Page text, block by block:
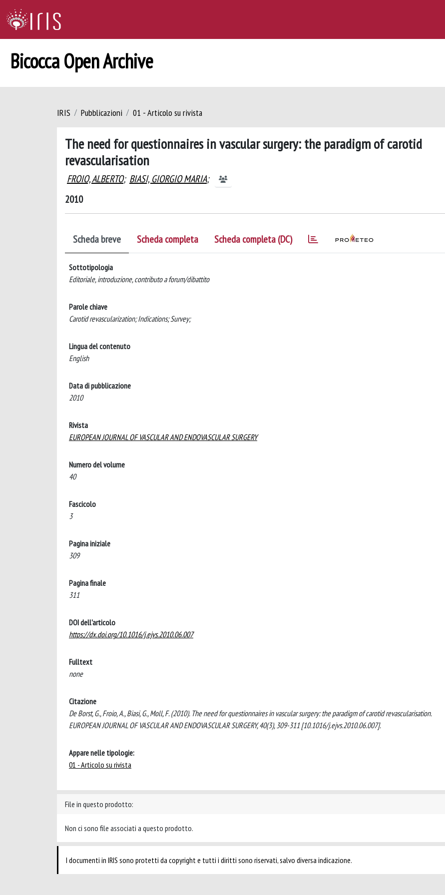
Bicocca Open Archive
IRIS Pubblicazioni 01 - Articolo su rivista
The need for questionnaires in vascular surgery: the paradigm of carotid
revascularisation
FROIO, ALBERTO; BIASI, GIORGIO MARIA;
2010
Scheda breve Scheda completa Scheda completa (DC)
Sottotipologia
Editoriale, introduzione, contributo a forum/dibattito
Parole chiave
Carotid revascularization; Indications; Survey;
Lingua del contenuto
English
Data di pubblicazione
2010
Rivista
EUROPEAN JOURNAL OF VASCULAR AND ENDOVASCULAR SURGERY
Numero del volume
40
Fascicolo
3
Pagina iniziale
309
Pagina finale
311
DOI dell'articolo
https://dx.doi.org/10.1016/j.ejvs.2010.06.007
Fulltext
none
Citazione
De Borst, G., Froio, A., Biasi, G., Moll, F. (2010). The need for questionnaires in vascular surgery: the paradigm of carotid revascularisation.
EUROPEAN JOURNAL OF VASCULAR AND ENDOVASCULAR SURGERY, 40(3), 309-311 [10.1016/j.ejvs.2010.06.007].
Appare nelle tipologie:
01 - Articolo su rivista
File in questo prodotto:
Non ci sono file associati a questo prodotto.
I documenti in IRIS sono protetti da copyright e tutti i diritti sono riservati, salvo diversa indicazione.